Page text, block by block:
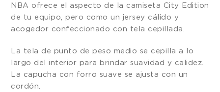
NBA ofrece el aspecto de la camiseta City Edition
de tu equipo, pero como un jersey cálido y
acogedor confeccionado con tela cepillada.
La tela de punto de peso medio se cepilla a lo
largo del interior para brindar suavidad y calidez.
La capucha con forro suave se ajusta con un
cordón.